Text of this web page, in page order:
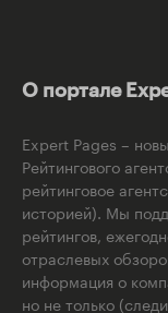
О портале
Expert Pages –
Рейтингового
рейтинговое
историей). Мы
рейтингов,
отраслевых
информация о
но не только